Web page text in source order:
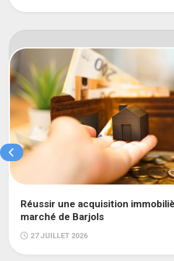
Réussir une acquisition
marché de Barjols
27 JUILLET 2026